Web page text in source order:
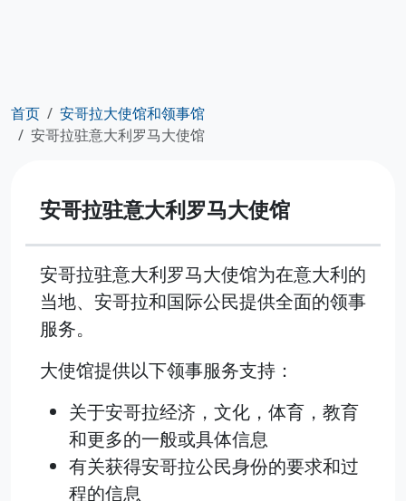
首页
安哥拉大使馆和领事馆
安哥拉驻意大利罗马大使馆
安哥拉驻意大利罗马大使馆
安哥拉驻意大利罗马大使馆为在意大利的
当地、安哥拉和国际公民提供全面的领事
服务。
大使馆提供以下领事服务支持：
关于安哥拉经济，文化，体育，教育
和更多的一般或具体信息
有关获得安哥拉公民身份的要求和过
程的信息